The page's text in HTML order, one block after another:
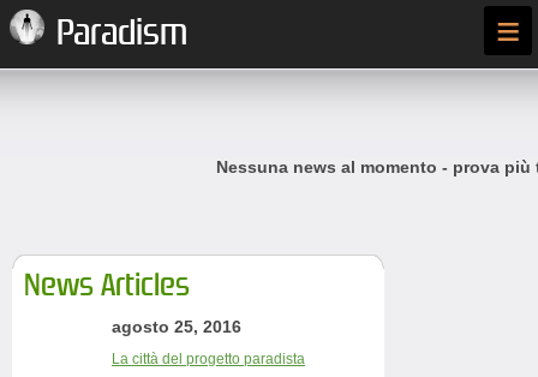
Paradism ≡
Nessuna news al momento - prova più
News Articles
agosto 25, 2016
La città del progetto paradista